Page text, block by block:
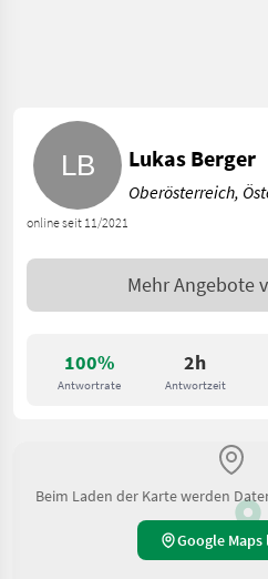
100%
Antwortrate
2h
Antwortzeit
online seit 11/2021
Lukas Berger
Oberösterreich,
Mehr Angebote
Beim Laden der Karte werden
Google Maps